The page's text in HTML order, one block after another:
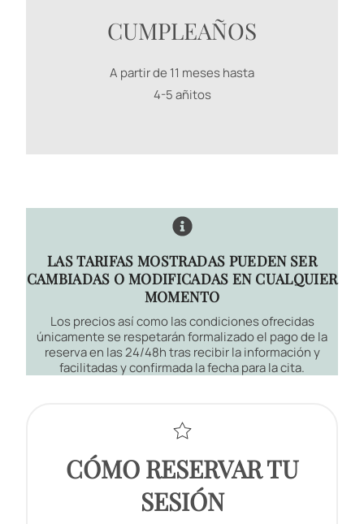
CUMPLEAÑOS
A partir de 11 meses hasta
4-5 añitos
LAS TARIFAS MOSTRADAS PUEDEN SER
CAMBIADAS O MODIFICADAS EN CUALQUIER
MOMENTO
Los precios así como las condiciones ofrecidas
únicamente se respetarán formalizado el pago de la
reserva en las 24/48h tras recibir la información y
facilitadas y confirmada la fecha para la cita.
CÓMO RESERVAR TU
SESIÓN